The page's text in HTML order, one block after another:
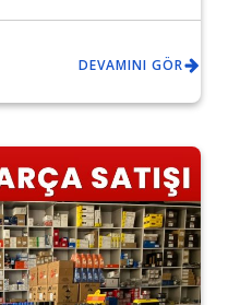
DEVAMINI GÖR